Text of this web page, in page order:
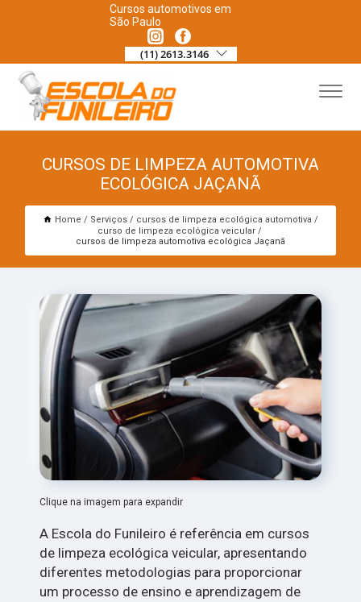
Cursos automotivos em
São Paulo
(11) 2613.3146
CURSOS DE LIMPEZA AUTOMOTIVA
ECOLÓGICA JAÇANÃ
Home Serviços
cursos de limpeza ecológica automotiva
curso de limpeza ecológica veicular
cursos de limpeza automotiva ecológica Jaçanã
Clique na imagem para expandir
A Escola do Funileiro é referência em cursos
de limpeza ecológica veicular, apresentando
diferentes metodologias para proporcionar
um processo de ensino e aprendizagem de